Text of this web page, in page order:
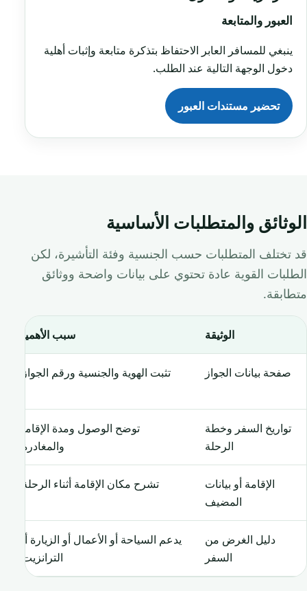
العبور والمتابعة
ينبغي للمسافر العابر الاحتفاظ بتذكرة متابعة وإثبات أهلية
دخول الوجهة التالية عند الطلب.
تحضير مستندات العبور
الوثائق والمتطلبات الأساسية
قد تختلف المتطلبات حسب الجنسية وفئة التأشيرة، لكن
الطلبات القوية عادة تحتوي على بيانات واضحة ووثائق
متطابقة.
الوثيقة سبب الأهمية
صفحة بيانات الجواز تثبت الهوية والجنسية ورقم الجواز.
تواريخ السفر وخطة
الرحلة
توضح الوصول ومدة الإقامة
والمغادرة.
الإقامة أو بيانات
المضيف
تشرح مكان الإقامة أثناء الرحلة.
دليل الغرض من
السفر
يدعم السياحة أو الأعمال أو الزيارة أو
الترانزيت.